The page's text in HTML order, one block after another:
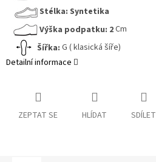
Stélka: Syntetika
Výška podpatku: 2Cm
Šířka: G ( klasická šíře)
Detailní informace
ZEPTAT SE HLÍDAT SDÍLET